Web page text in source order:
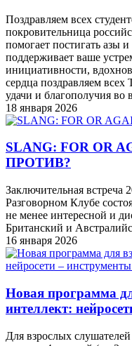
Поздравляем всех
покровительница
помогает постигать азы
поддерживает ваше
инициативности,
сердца поздравляем всех
удачи и благополучия во
18 января 2026
SLANG: FOR OR
ПРОТИВ?
Заключительная
Разговорном Клубе
не менее интересной и
Британский и
16 января 2026
Новая программа
интеллект:
Для взрослых